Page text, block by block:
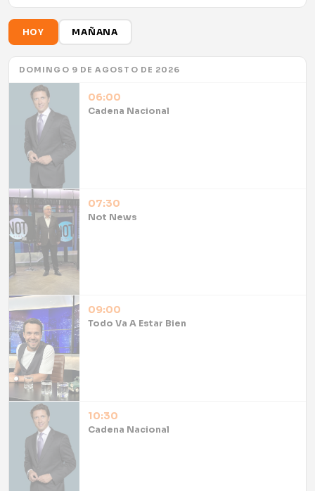
HOY MAÑANA
DOMINGO 9 DE AGOSTO DE 2026
06:00
Cadena Nacional
07:30
Not News
09:00
Todo Va A Estar Bien
10:30
Cadena Nacional